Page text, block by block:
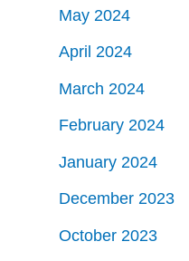
May 2024
April 2024
March 2024
February 2024
January 2024
December 2023
October 2023